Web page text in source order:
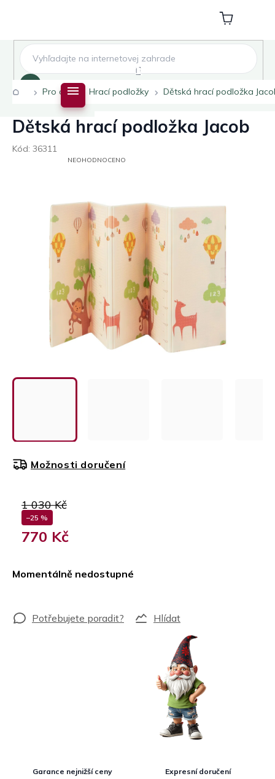
Nákupní
košík
DomůPro děti Hrací podložky Dětská hrací podložka
Dětská hrací podložka Jacob
Kód: 36311
PRŮMĚRNÉ
HVĚZDIČEK.
NEOHODNOCENO
1 030 Kč
–25 %
770 Kč
Momentálně nedostupné
Možnosti doručení
Hlídat
Garance nejnižší ceny
Expresní doručení